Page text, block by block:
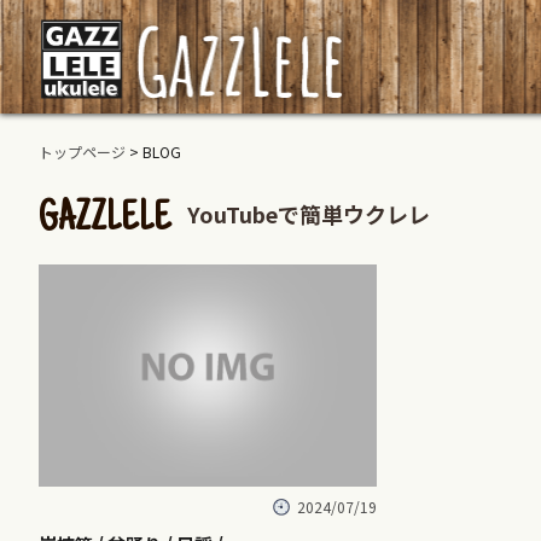
トップページ > BLOG
GAZZLELE YouTubeで簡単ウクレレ
2024/07/19